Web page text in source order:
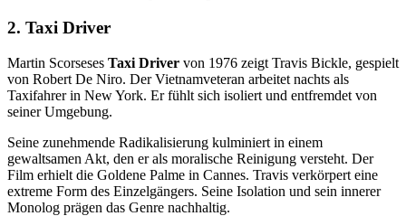
2. Taxi Driver
Martin Scorseses Taxi Driver von 1976 zeigt Travis Bickle, gespielt
von Robert De Niro. Der Vietnamveteran arbeitet nachts als
Taxifahrer in New York. Er fühlt sich isoliert und entfremdet von
seiner Umgebung.
Seine zunehmende Radikalisierung kulminiert in einem
gewaltsamen Akt, den er als moralische Reinigung versteht. Der
Film erhielt die Goldene Palme in Cannes. Travis verkörpert eine
extreme Form des Einzelgängers. Seine Isolation und sein innerer
Monolog prägen das Genre nachhaltig.